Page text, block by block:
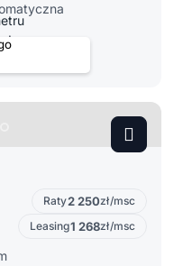
Raty2 250zł/msc
Leasing1 268zł/msc